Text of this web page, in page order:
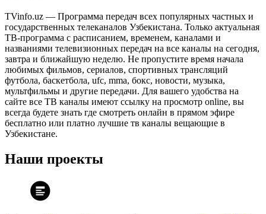
TVinfo.uz — Программа передач всех популярных частных и
государственных телеканалов Узбекистана. Только актуальная
ТВ-программа с расписанием, временем, каналами и
названиями телевизионных передач на все каналы на сегодня,
завтра и ближайшую неделю. Не пропустите время начала
любимых фильмов, сериалов, спортивных трансляций
футбола, баскетбола, ufc, mma, бокс, новости, музыка,
мультфильмы и другие передачи. Для вашего удобства на
сайте все ТВ каналы имеют ссылку на просмотр online, вы
всегда будете знать где смотреть онлайн в прямом эфире
бесплатно или платно лучшие тв каналы вещающие в
Узбекистане.
Наши проекты